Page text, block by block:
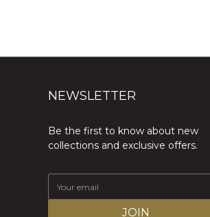
NEWSLETTER
Be the first to know about new
collections and exclusive offers.
JOIN